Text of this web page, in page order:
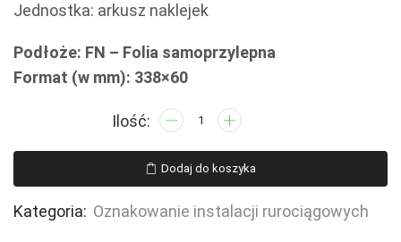
Jednostka: arkusz naklejek
Podłoże: FN – Folia samoprzylepna
Format (w mm): 338×60
ilość
POWIETRZE
WENTYLACYJNE
-
Dodaj do koszyka
Kategoria: Oznakowanie instalacji rurociągowych